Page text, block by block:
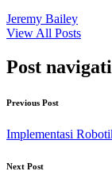
Jeremy Bailey
View All Posts
Post
Previous Post
Implementasi
Next Post